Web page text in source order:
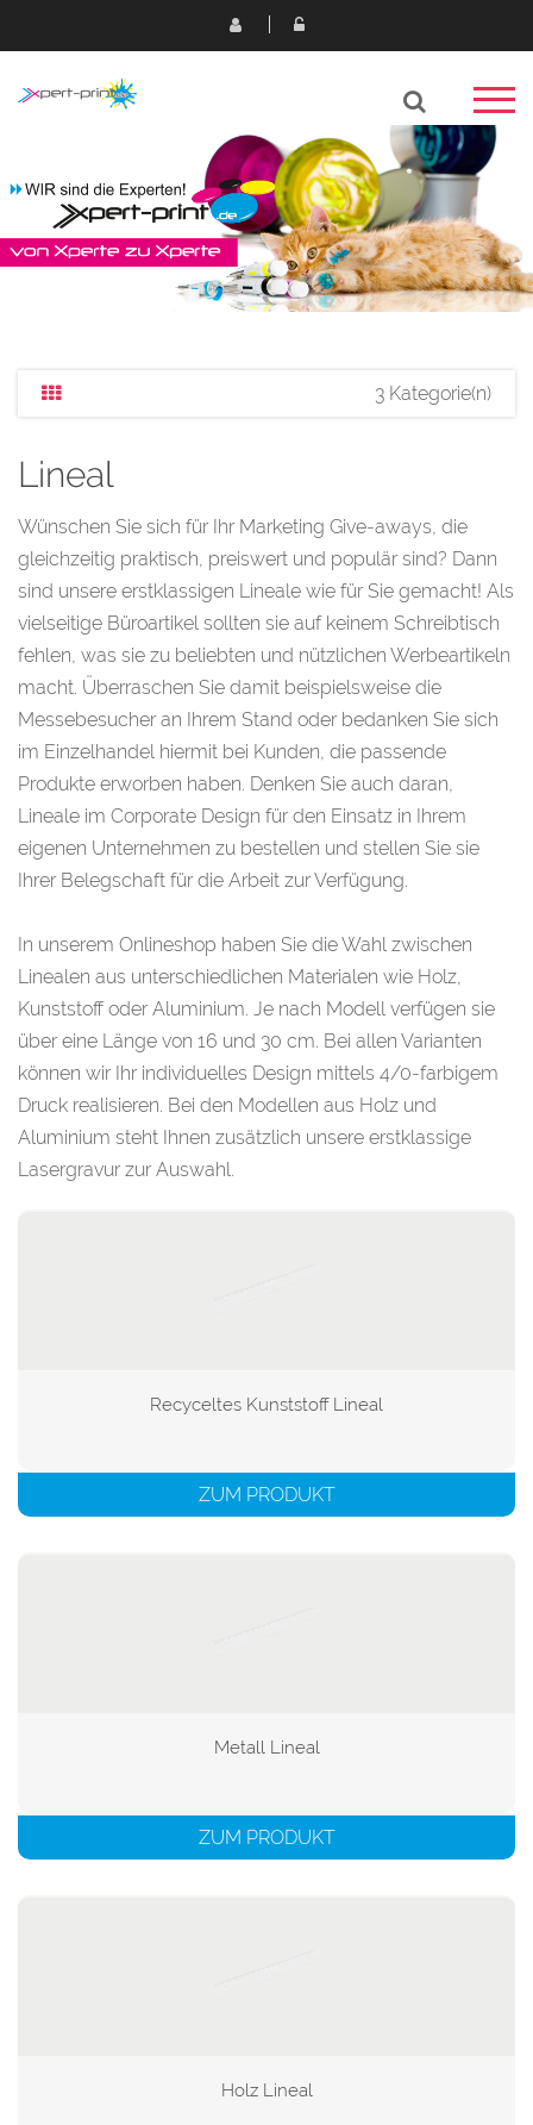
3 Kategorie(n)
Lineal
Wünschen Sie sich für Ihr Marketing Give-aways, die
gleichzeitig praktisch, preiswert und populär sind? Dann
sind unsere erstklassigen Lineale wie für Sie gemacht! Als
vielseitige Büroartikel sollten sie auf keinem Schreibtisch
fehlen, was sie zu beliebten und nützlichen Werbeartikeln
macht. Überraschen Sie damit beispielsweise die
Messebesucher an Ihrem Stand oder bedanken Sie sich
im Einzelhandel hiermit bei Kunden, die passende
Produkte erworben haben. Denken Sie auch daran,
Lineale im Corporate Design für den Einsatz in Ihrem
eigenen Unternehmen zu bestellen und stellen Sie sie
Ihrer Belegschaft für die Arbeit zur Verfügung.
In unserem Onlineshop haben Sie die Wahl zwischen
Linealen aus unterschiedlichen Materialen wie Holz,
Kunststoff oder Aluminium. Je nach Modell verfügen sie
über eine Länge von 16 und 30 cm. Bei allen Varianten
können wir Ihr individuelles Design mittels 4/0-farbigem
Druck realisieren. Bei den Modellen aus Holz und
Aluminium steht Ihnen zusätzlich unsere erstklassige
Lasergravur zur Auswahl.
Recyceltes Kunststoff Lineal
ZUM PRODUKT
Metall Lineal
ZUM PRODUKT
Holz Lineal